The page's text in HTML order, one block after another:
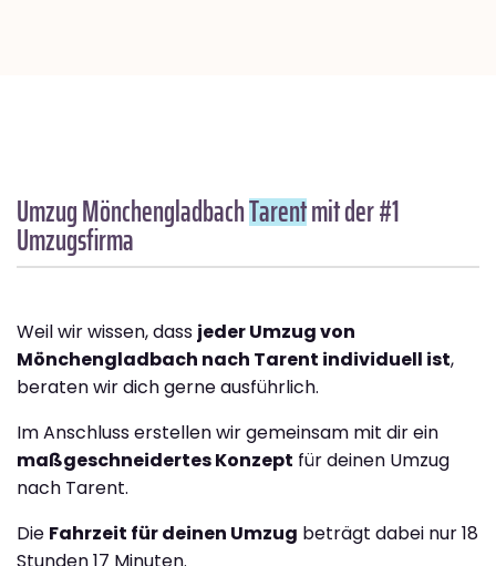
Umzug MönchengladbachTarentmit der #1
Umzugsfirma
Weil wir wissen, dass jeder Umzug von
Mönchengladbach nach Tarent individuell ist,
beraten wir dich gerne ausführlich.
Im Anschluss erstellen wir gemeinsam mit dir ein
maßgeschneidertes Konzept für deinen Umzug
nach Tarent.
Die Fahrzeit für deinen Umzug beträgt dabei nur 18